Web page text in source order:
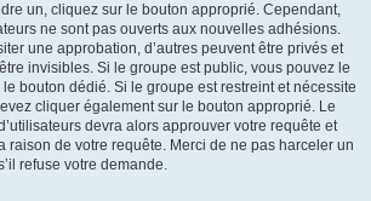
un, cliquez sur le bouton approprié. Cependant,
ne sont pas ouverts aux nouvelles adhésions.
une approbation, d’autres peuvent être privés et
invisibles. Si le groupe est public, vous pouvez le
bouton dédié. Si le groupe est restreint et nécessite
cliquer également sur le bouton approprié. Le
devra alors approuver votre requête et
raison de votre requête. Merci de ne pas harceler un
refuse votre demande.